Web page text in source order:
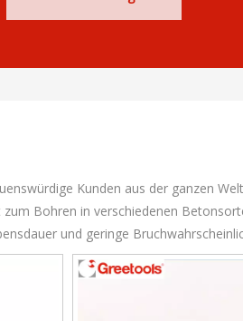
Kunden aus der ganzen
Bohren in verschiedenen
und geringe